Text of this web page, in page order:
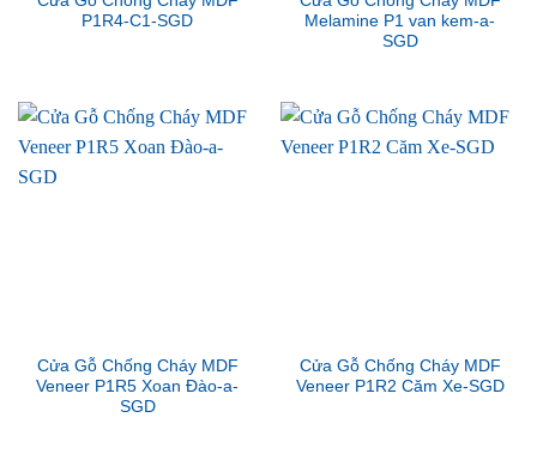
P1R4-C1-SGD
Melamine P1 van kem-a-
SGD
Cửa Gỗ Chống Cháy MDF
Veneer P1R5 Xoan Đào-a-
SGD
Cửa Gỗ Chống Cháy MDF
Veneer P1R2 Căm Xe-SGD